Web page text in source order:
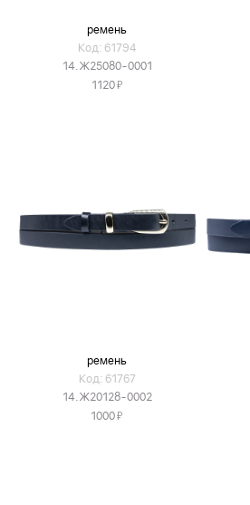
ремень
Код: 61794
14.Ж25080-0001
1120Я
ремень
Код: 61767
14.Ж20128-0002
1000Я